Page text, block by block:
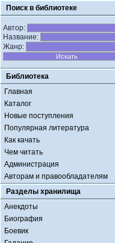
Поиск в библиотеке
Автор:
Название:
Жанр:
Библиотека
Главная
Каталог
Новые поступления
Популярная литература
Как качать
Чем читать
Администрация
Авторам и правообладателям
Разделы хранилища
Анекдоты
Биография
Боевик